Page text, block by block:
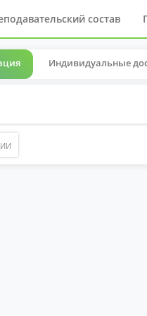
состав
Индивидуальные